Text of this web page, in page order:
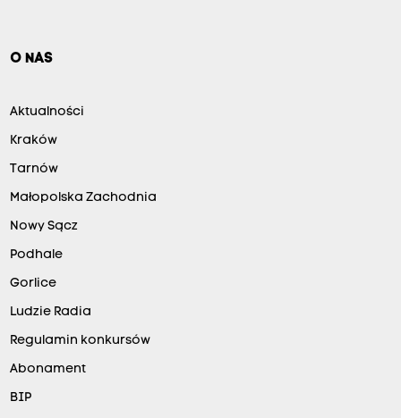
O NAS
Aktualności
Kraków
Tarnów
Małopolska Zachodnia
Nowy Sącz
Podhale
Gorlice
Ludzie Radia
Regulamin konkursów
Abonament
BIP